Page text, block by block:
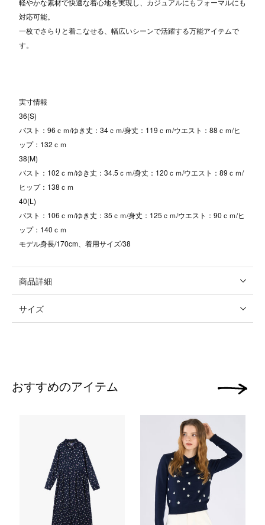
軽やかな素材で快適な着心地を実現し、カジュアルにもフォーマルにも
対応可能。
一枚でさらりと着こなせる、幅広いシーンで活躍する万能アイテムで
す。
実寸情報
36(S)
バスト：96ｃｍ/ゆき丈：34ｃｍ/身丈：119ｃｍ/ウエスト：88ｃｍ/ヒ
ップ：132ｃｍ
38(M)
バスト：102ｃｍ/ゆき丈：34.5ｃｍ/身丈：120ｃｍ/ウエスト：89ｃｍ/
ヒップ：138ｃｍ
40(L)
バスト：106ｃｍ/ゆき丈：35ｃｍ/身丈：125ｃｍ/ウエスト：90ｃｍ/ヒ
ップ：140ｃｍ
モデル身長/170cm、着用サイズ/38
商品詳細
サイズ
おすすめのアイテム 次の画像